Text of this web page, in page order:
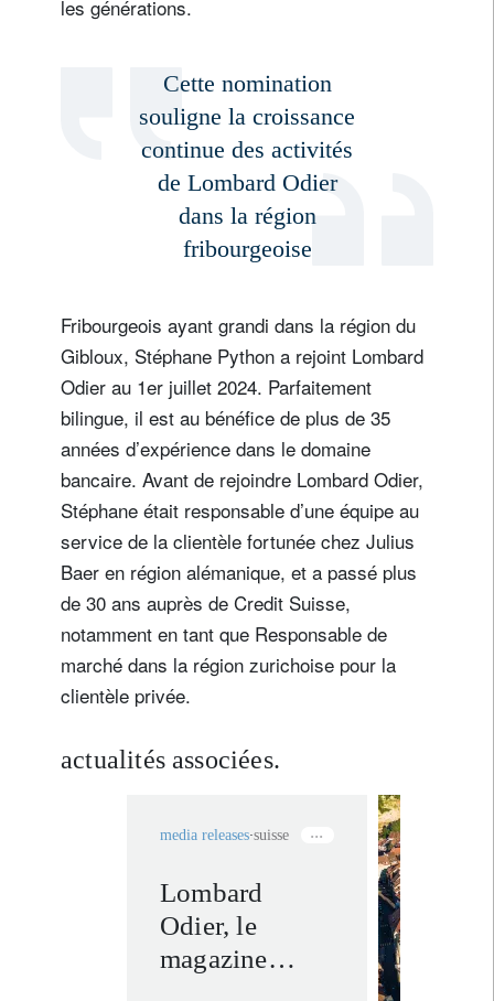
les générations.
Cette nomination
souligne la croissance
continue des activités
de Lombard Odier
dans la région
fribourgeoise
Fribourgeois ayant grandi dans la région du
Gibloux, Stéphane Python a rejoint Lombard
Odier au 1er juillet 2024. Parfaitement
bilingue, il est au bénéfice de plus de 35
années d’expérience dans le domaine
bancaire. Avant de rejoindre Lombard Odier,
Stéphane était responsable d’une équipe au
service de la clientèle fortunée chez Julius
Baer en région alémanique, et a passé plus
de 30 ans auprès de Credit Suisse,
notamment en tant que Responsable de
marché dans la région zurichoise pour la
clientèle privée.
actualités associées.
media releases suisse
Lombard
Odier, le
magazine